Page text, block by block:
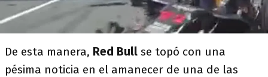
De esta manera, Red Bull se topó con una
pésima noticia en el amanecer de una de las